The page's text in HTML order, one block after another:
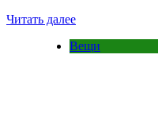
Читать далее
Вещи